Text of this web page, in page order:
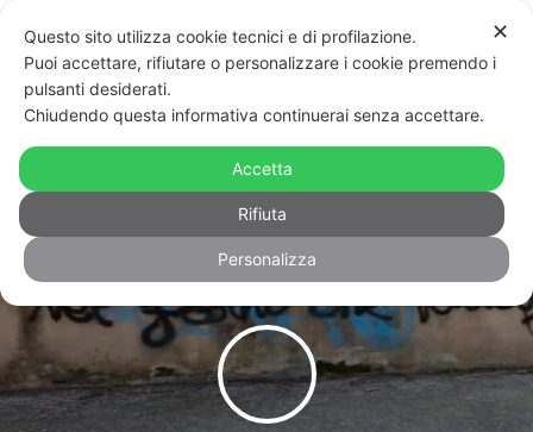
Nazismo e omofobia sui muri di
Roma. Cirinnà: “Colpevole il silenzio
del governo”
✕
Questo sito utilizza cookie tecnici e di profilazione.
Puoi accettare, rifiutare o personalizzare i cookie premendo i
pulsanti desiderati.
Chiudendo questa informativa continuerai senza accettare.
Accetta
Rifiuta
Personalizza